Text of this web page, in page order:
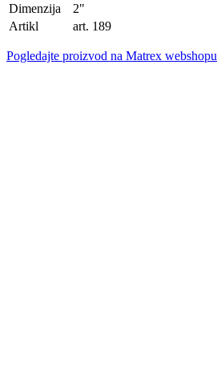
Dimenzija
2"
Artikl
art. 189
Pogledajte proizvod na Matrex webshopu